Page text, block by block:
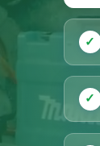
✓
✓